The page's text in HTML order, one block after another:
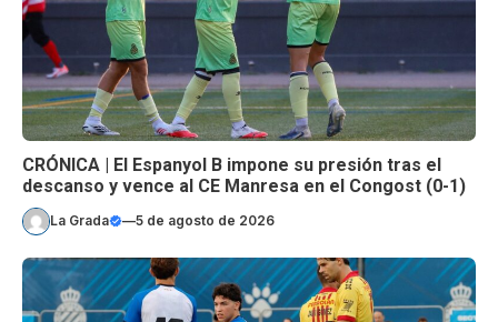
CRÓNICA | El Espanyol B impone su presión tras el
descanso y vence al CE Manresa en el Congost (0-1)
La Grada —5 de agosto de 2026